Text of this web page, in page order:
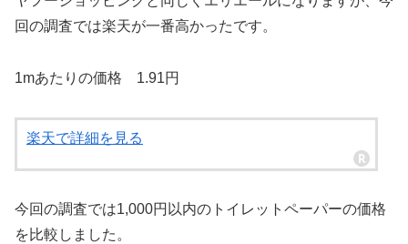
回の調査では楽天が一番高かったです。
1mあたりの価格 1.91円
楽天で詳細を見る
今回の調査では1,000円以内のトイレットペーパーの価格
を比較しました。